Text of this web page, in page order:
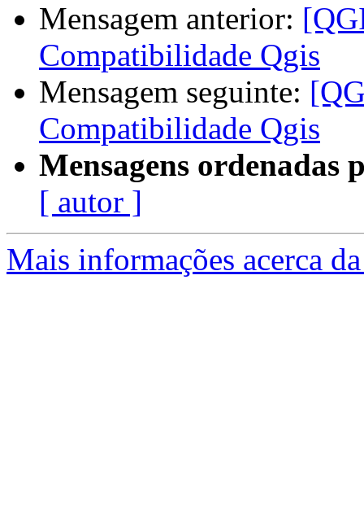
Mensagem anterior:
Compatibilidade Qgis
Mensagem seguinte:
Compatibilidade Qgis
Mensagens ordenadas
[ autor ]
Mais informações acerca